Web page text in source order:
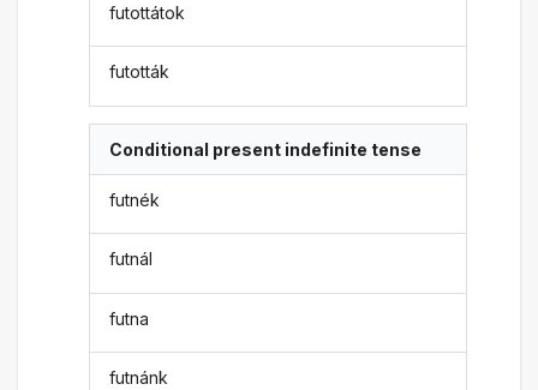
futottátok
futották
Conditional present indefinite tense
futnék
futnál
futna
futnánk